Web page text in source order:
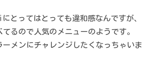
とってはとっても違和感なんですが、
るので人気のメニューのようです。
ーメンにチャレンジしたくなっちゃいま